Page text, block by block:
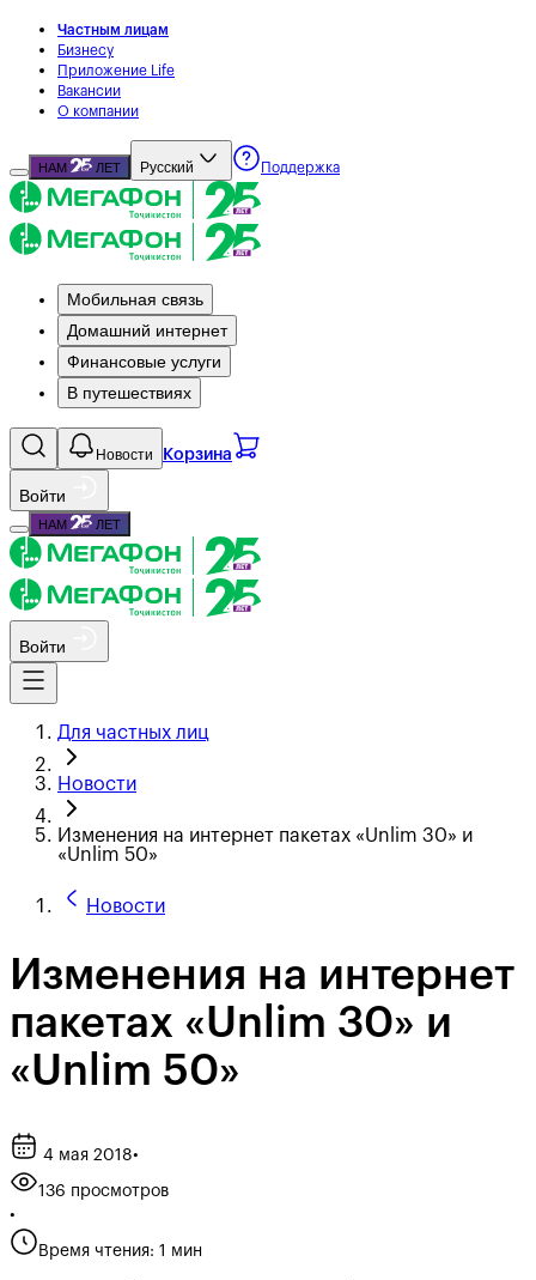
Частным лицам
Бизнесу
Приложение Life
Вакансии
О компании
НАМ ЛЕТ Русский Поддержка
Мобильная связь
Домашний интернет
Финансовые услуги
В путешествиях
Новости Корзина
Войти
НАМ ЛЕТ
Войти
Для частных лиц
Новости
Изменения на интернет пакетах «Unlim 30» и
«Unlim 50»
Новости
Изменения на интернет
пакетах «Unlim 30» и
«Unlim 50»
4 мая 2018•
136 просмотров
•
Время чтения: 1 мин